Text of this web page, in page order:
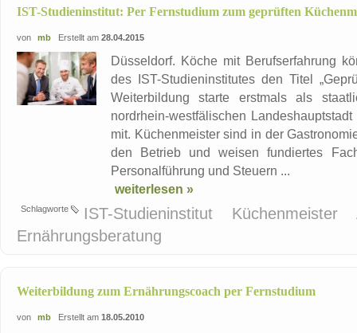
IST-Studieninstitut: Per Fernstudium zum geprüften
von mb Erstellt am 28.04.2015
Düsseldorf. Köche mit Berufserfahrung
des IST-Studieninstitutes den Titel
Weiterbildung starte erstmals als
nordrhein-westfälischen
mit. Küchenmeister sind in der
den Betrieb und weisen fundiertes
Personalführung und Steuern ...
weiterlesen »
Schlagworte IST-Studieninstitut Küchenmeister
Ernährungsberatung
Weiterbildung zum Ernährungscoach per Fernstudium
von mb Erstellt am 18.05.2010